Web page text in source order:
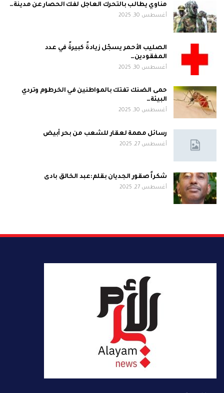
مناوي يطالب بالتحرك العاجل لفك الحصار عن مدينة…
أغسطس 30, 2025
الصليب الأحمر يسجّل زيادةً كبيرةً في عدد
المفقودين…
أغسطس 30, 2025
حمى الضنك تفتك بالمواطنين في الخرطوم وتردي
البيئة…
أغسطس 30, 2025
رسائل مهمة لعقار للشعب من بحر أبيض
أغسطس 27, 2025
شكراً صقور الجديان بقلم:عبد الخالق بادى
أغسطس 27, 2025